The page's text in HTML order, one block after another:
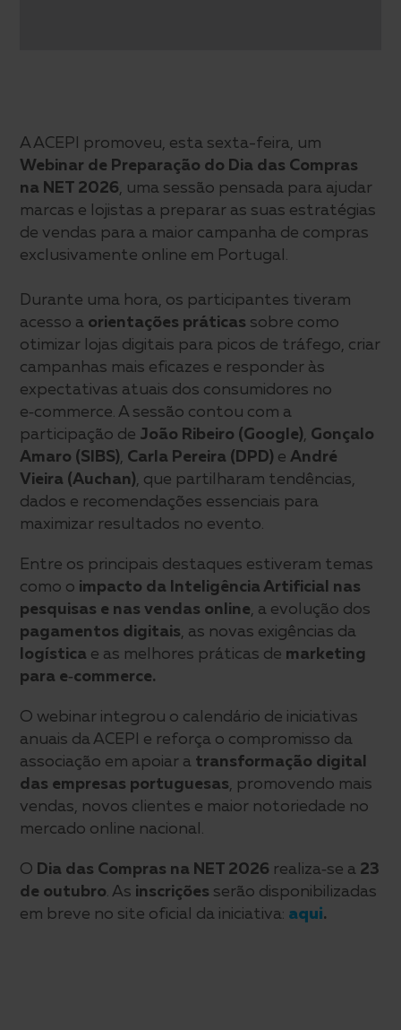
A ACEPI promoveu, esta sexta-feira, um
Webinar de Preparação do Dia das Compras
na NET 2026 , uma sessão pensada para ajudar
marcas e lojistas a preparar as suas estratégias
de vendas para a maior campanha de compras
exclusivamente online em Portugal.
Durante uma hora, os participantes tiveram
acesso a orientações práticas sobre como
otimizar lojas digitais para picos de tráfego, criar
campanhas mais eficazes e responder às
expectativas atuais dos consumidores no
e‑commerce. A sessão contou com a
participação de João Ribeiro (Google) Gonçalo
Amaro (SIBS) Carla Pereira (DPD) e André
Vieira (Auchan) , que partilharam tendências,
dados e recomendações essenciais para
maximizar resultados no evento.
Entre os principais destaques estiveram temas
como o impacto da Inteligência Artificial nas
pesquisas e nas vendas online , a evolução dos
pagamentos digitais , as novas exigências da
logística e as melhores práticas de marketing
para e‑commerce.
O webinar integrou o calendário de iniciativas
anuais da ACEPI e reforça o compromisso da
associação em apoiar a transformação digital
das empresas portuguesas , promovendo mais
vendas, novos clientes e maior notoriedade no
mercado online nacional.
O Dia das Compras na NET 2026 realiza‑se a 23
de outubro . As inscrições serão disponibilizadas
em breve no site oficial da iniciativa: aqui.